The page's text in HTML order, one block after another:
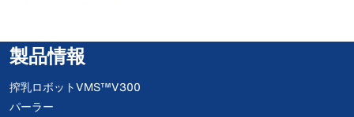
製品情報
搾乳ロボットVMS™V300
パーラー